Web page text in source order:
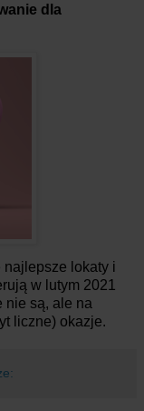
dla
lokaty i
w lutym 2021
nie są, ale na
liczne) okazje.